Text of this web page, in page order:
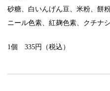
砂糖、白いんげん豆、米粉、餅
ニール色素、紅麹色素、クチナ
1個 335円（税込）